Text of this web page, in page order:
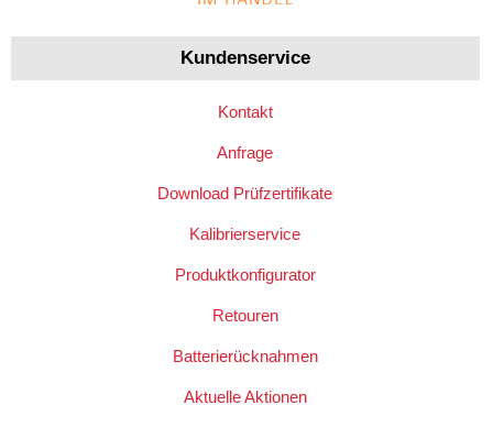
Kundenservice
Kontakt
Anfrage
Download Prüfzertifikate
Kalibrierservice
Produktkonfigurator
Retouren
Batterierücknahmen
Aktuelle Aktionen